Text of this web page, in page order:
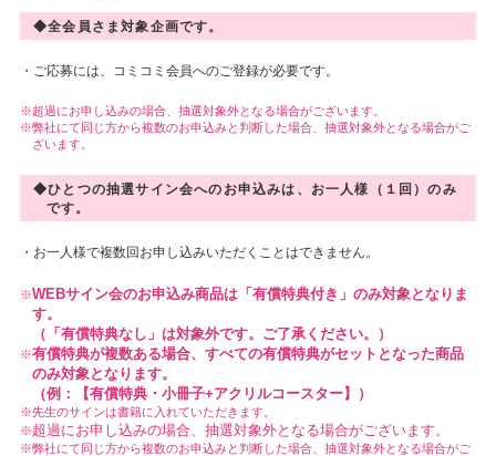
◆全会員さま対象企画です。
・ご応募には、コミコミ会員へのご登録が必要です。
超過にお申し込みの場合、抽選対象外となる場合がございます。
弊社にて同じ方から複数のお申込みと判断した場合、抽選対象外となる場合がご
ざいます。
◆ひとつの抽選サイン会へのお申込みは、お一人様（１回）のみ
です。
・お一人様で複数回お申し込みいただくことはできません。
WEBサイン会のお申込み商品は「有償特典付き」のみ対象となりま
す。
（「有償特典なし」は対象外です。ご了承ください。）
有償特典が複数ある場合、すべての有償特典がセットとなった商品
のみ対象となります。
（例：【有償特典・小冊子+アクリルコースター】）
先生のサインは書籍に入れていただきます。
超過にお申し込みの場合、抽選対象外となる場合がございます。
弊社にて同じ方から複数のお申込みと判断した場合、抽選対象外となる場合がご